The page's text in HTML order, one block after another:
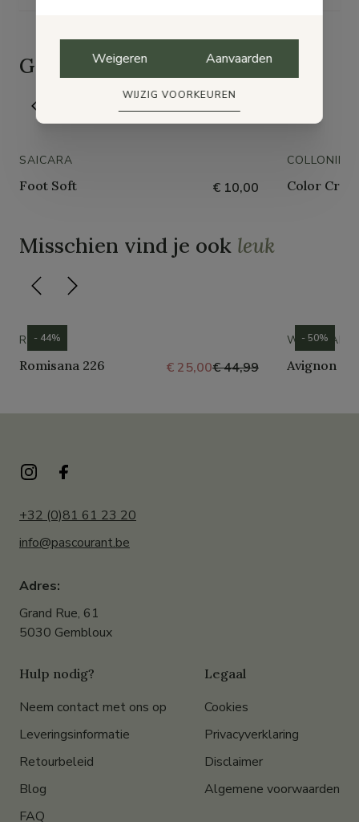
Goed voor je schoenenzorgen
SAICARA
Foot Soft € 10,00
COLLONIL
Color
Misschien vind je ook leuk
ROMIKA
Romisana 226 € 25,00€ 44,99
- 44% WESTLAND
Avignon
- 50%
+32 (0)81 61 23 20
info@pascourant.be
Adres:
Grand Rue, 61
5030 Gembloux
Hulp nodig?
Neem contact met ons op
Leveringsinformatie
Retourbeleid
Blog
FAQ
Legaal
Cookies
Privacyverklaring
Disclaimer
Algemene voorwaarden
Weigeren Aanvaarden
WIJZIG VOORKEUREN